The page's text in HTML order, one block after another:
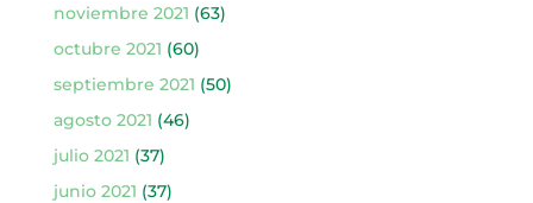
noviembre 2021 (63)
octubre 2021 (60)
septiembre 2021 (50)
agosto 2021 (46)
julio 2021 (37)
junio 2021 (37)